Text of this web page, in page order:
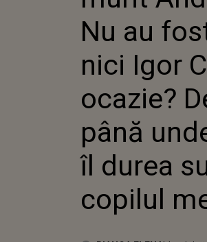
Nu au
nici Igor
ocazie?
până
îl durea
copilul